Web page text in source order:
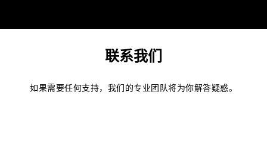
联系我们
如果需要任何支持，我们的专业团队将为你解答疑惑。